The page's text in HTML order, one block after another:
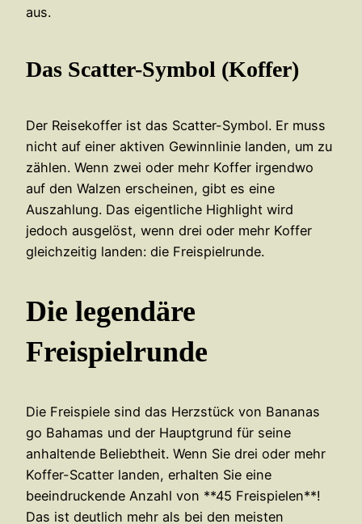
aus.
Das Scatter-Symbol (Koffer)
Der Reisekoffer ist das Scatter-Symbol. Er muss
nicht auf einer aktiven Gewinnlinie landen, um zu
zählen. Wenn zwei oder mehr Koffer irgendwo
auf den Walzen erscheinen, gibt es eine
Auszahlung. Das eigentliche Highlight wird
jedoch ausgelöst, wenn drei oder mehr Koffer
gleichzeitig landen: die Freispielrunde.
Die legendäre
Freispielrunde
Die Freispiele sind das Herzstück von Bananas
go Bahamas und der Hauptgrund für seine
anhaltende Beliebtheit. Wenn Sie drei oder mehr
Koffer-Scatter landen, erhalten Sie eine
beeindruckende Anzahl von **45 Freispielen**!
Das ist deutlich mehr als bei den meisten